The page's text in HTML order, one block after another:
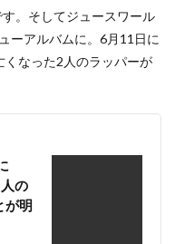
。そしてジュースワール
ーアルバムに。6月11日に
くなった2人のラッパーが
の
が明